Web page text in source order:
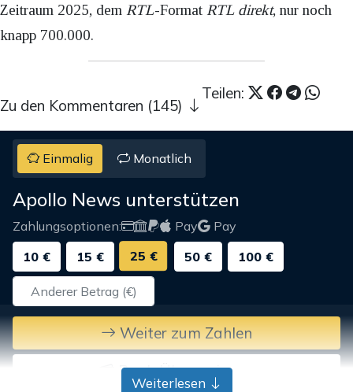
Zeitraum 2025, dem RTL-Format RTL direkt, nur noch
knapp 700.000.
Teilen:
Zu den Kommentaren (145)
Einmalig Monatlich
Apollo News unterstützen
Zahlungsoptionen: Pay
Pay
10 €
15 € 25 € 50 € 100 €
Weiter zum Zahlen
Bank-Überweisung
Weiterlesen